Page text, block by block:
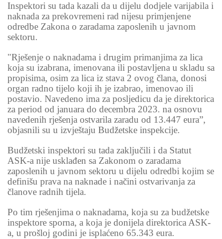
Inspektori su tada kazali da u dijelu dodjele varijabila i
naknada za prekovremeni rad nijesu primjenjene
odredbe Zakona o zaradama zaposlenih u javnom
sektoru.
"Rješenje o naknadama i drugim primanjima za lica
koja su izabrana, imenovana ili postavljena u skladu sa
propisima, osim za lica iz stava 2 ovog člana, donosi
organ radno tijelo koji ih je izabrao, imenovao ili
postavio. Navedeno ima za posljedicu da je direktorica
za period od januara do decembra 2023. na osnovu
navedenih rješenja ostvarila zaradu od 13.447 eura”,
objasnili su u izvještaju Budžetske inspekcije.
Budžetski inspektori su tada zaključili i da Statut
ASK-a nije usklađen sa Zakonom o zaradama
zaposlenih u javnom sektoru u dijelu odredbi kojim se
definišu prava na naknade i načini ostvarivanja za
članove radnih tijela.
Po tim rješenjima o naknadama, koja su za budžetske
inspektore sporna, a koja je donijela direktorica ASK-
a, u prošloj godini je isplaćeno 65.343 eura.